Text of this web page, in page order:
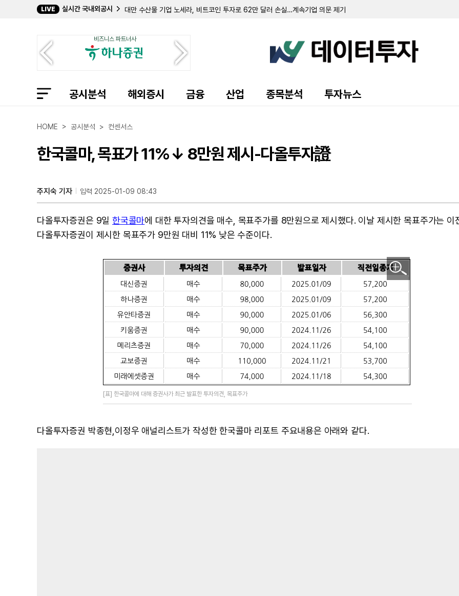
LIVE 실시간 국내외공시
대만 수산물 기업 노세라, 비트코인 투자로 62만 달러 손실…계속기업 의문 제기
BGSF, 2분기 영업손실 119만 달러로 적자 축소... 전문직 부문 매각 대금 추가 수령
해밀턴 비치 브랜즈, 매출채권 매각 중단 추진…헬스케어 부문은 흑자 전환
바이오노트, 2Q 연결 영업이익 84억...전년비 33%↑
바이오에이지 랩스, 2분기 순손실 2610만 달러…BGE-102 임상 속도
셀레스티카, 최대 30억 달러 규모 보통주 공모 추진... "AI 인프라 투자 확대"
스튜디오드래곤, 2Q 연결 영업이익 154억...흑자전환
비즈니스 파트너사
공시분석 해외증시 금융 산업 종목분석 투자뉴스
HOME > 공시분석 > 컨센서스
한국콜마, 목표가 11%↓ 8만원 제시-다올투자證
주지숙 기자 입력 2025-01-09 08:43
다올투자증권은 9일한국콜마에 대한 투자의견을 매수, 목표주가를 8만원으로 제시했다. 이날 제시한 목표주가는 이
다올투자증권이 제시한 목표주가 9만원 대비 11% 낮은 수준이다.
[표] 한국콜마에 대해 증권사가 최근 발표한 투자의견, 목표주가
다올투자증권 박종현,이정우 애널리스트가 작성한 한국콜마 리포트 주요내용은 아래와 같다.